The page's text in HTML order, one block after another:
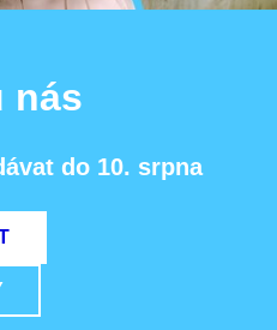
nás
do 10. srpna